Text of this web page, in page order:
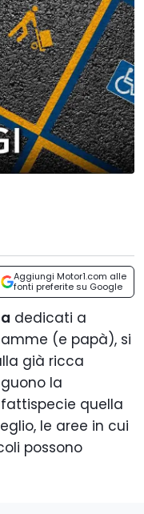
Aggiungi Motor1.com alle
fonti preferite su Google
dedicati a
(e papà), si
già ricca
la
quella
le aree in cui
possono